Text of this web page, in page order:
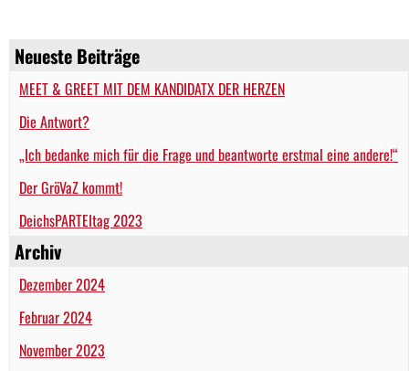
Neueste Beiträge
MEET & GREET MIT DEM KANDIDATX DER HERZEN
Die Antwort?
„Ich bedanke mich für die Frage und beantworte erstmal eine andere!“
Der GröVaZ kommt!
DeichsPARTEItag 2023
Archiv
Dezember 2024
Februar 2024
November 2023